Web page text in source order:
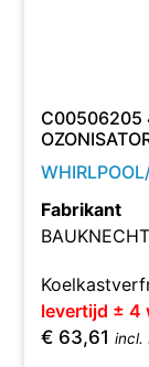
C00506205
Fabrikant
levertijd ± 4
€ 63,61 incl.